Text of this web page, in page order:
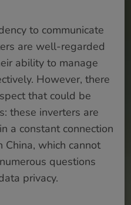
to communicate
are well-regarded
ability to manage
However, there
that could be
these inverters are
a constant connection
which cannot
questions
privacy.